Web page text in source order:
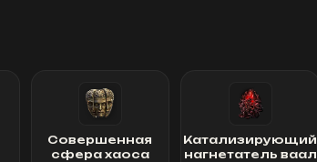
Совершенная
сфера хаоса
Катализирующий
нагнетатель ваал